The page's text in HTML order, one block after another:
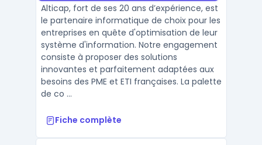
Alticap, fort de ses 20 ans d’expérience, est
le partenaire informatique de choix pour les
entreprises en quête d'optimisation de leur
système d'information. Notre engagement
consiste à proposer des solutions
innovantes et parfaitement adaptées aux
besoins des PME et ETI françaises. La palette
de co ...
Fiche complète